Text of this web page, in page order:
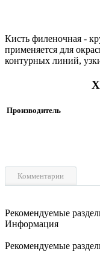
Кисть филеночная -
применяется для
контурных линий,
Производитель
Комментарии
Рекомендуемые
Информация
Рекомендуемые